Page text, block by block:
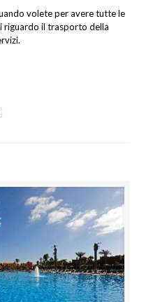
volete per avere tutte le
riguardo il trasporto della